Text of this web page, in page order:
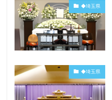
◆埼玉県
◆埼玉県